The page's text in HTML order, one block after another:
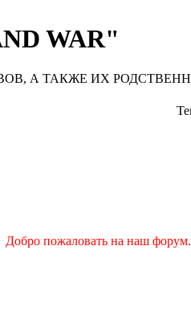
WAR"
А ТАКЖЕ ИХ
пожаловать на наш форум.